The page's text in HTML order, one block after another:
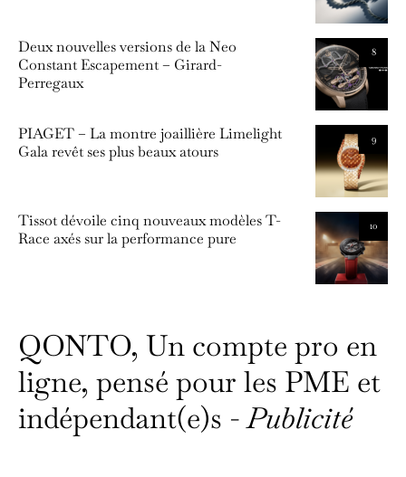
8
Deux nouvelles versions de la Neo
Constant Escapement – Girard-
Perregaux
9
PIAGET – La montre joaillière Limelight
Gala revêt ses plus beaux atours
10
Tissot dévoile cinq nouveaux modèles T-
Race axés sur la performance pure
QONTO, Un compte pro en
ligne, pensé pour les PME et
indépendant(e)s -Publicité